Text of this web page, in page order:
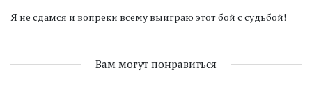
Я не сдамся и вопреки всему выиграю этот бой с судьбой!
Вам могут понравиться